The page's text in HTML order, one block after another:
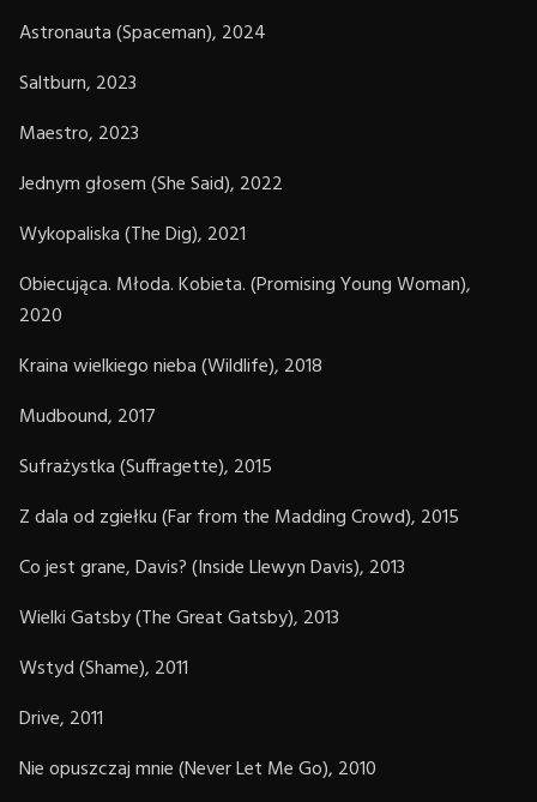
Astronauta (Spaceman), 2024
Saltburn, 2023
Maestro, 2023
Jednym głosem (She Said), 2022
Wykopaliska (The Dig), 2021
Obiecująca. Młoda. Kobieta. (Promising Young Woman),
2020
Kraina wielkiego nieba (Wildlife), 2018
Mudbound, 2017
Sufrażystka (Suffragette), 2015
Z dala od zgiełku (Far from the Madding Crowd), 2015
Co jest grane, Davis? (Inside Llewyn Davis), 2013
Wielki Gatsby (The Great Gatsby), 2013
Wstyd (Shame), 2011
Drive, 2011
Nie opuszczaj mnie (Never Let Me Go), 2010